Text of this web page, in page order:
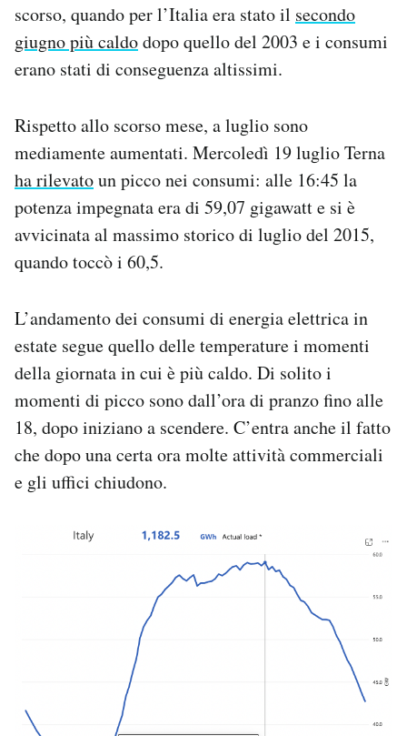
scorso, quando per l’Italia era stato il secondo
giugno più caldodopo quello del 2003 e i consumi
erano stati di conseguenza altissimi.
Rispetto allo scorso mese, a luglio sono
mediamente aumentati. Mercoledì 19 luglio Terna
ha rilevatoun picco nei consumi: alle 16:45 la
potenza impegnata era di 59,07 gigawatt e si è
avvicinata al massimo storico di luglio del 2015,
quando toccò i 60,5.
L’andamento dei consumi di energia elettrica in
estate segue quello delle temperature i momenti
della giornata in cui è più caldo. Di solito i
momenti di picco sono dall’ora di pranzo fino alle
18, dopo iniziano a scendere. C’entra anche il fatto
che dopo una certa ora molte attività commerciali
e gli uffici chiudono.